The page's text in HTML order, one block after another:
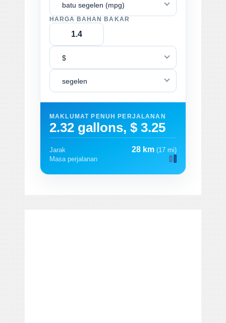
batu segelen (mpg)
HARGA BAHAN BAKAR
$
segelen
MAKLUMAT PENUH PERJALANAN
2.32 gallons, $ 3.25
Jarak 28 km (17 mi)
Masa perjalanan